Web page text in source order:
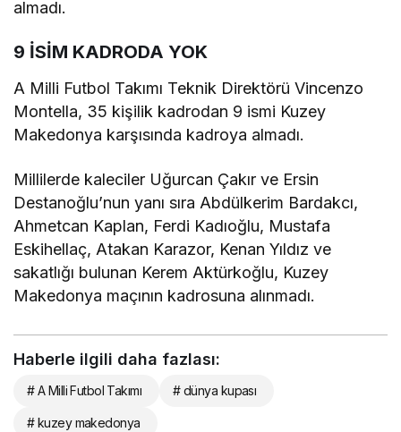
almadı.
9 İSİM KADRODA YOK
A Milli Futbol Takımı Teknik Direktörü Vincenzo
Montella, 35 kişilik kadrodan 9 ismi Kuzey
Makedonya karşısında kadroya almadı.
Millilerde kaleciler Uğurcan Çakır ve Ersin
Destanoğlu’nun yanı sıra Abdülkerim Bardakcı,
Ahmetcan Kaplan, Ferdi Kadıoğlu, Mustafa
Eskihellaç, Atakan Karazor, Kenan Yıldız ve
sakatlığı bulunan Kerem Aktürkoğlu, Kuzey
Makedonya maçının kadrosuna alınmadı.
Haberle ilgili daha fazlası:
# A Milli Futbol Takımı # dünya kupası
# kuzey makedonya